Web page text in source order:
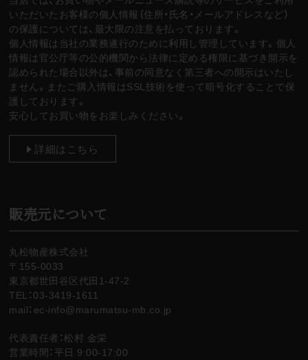
いただいたお客様の個人情報（住所・氏名・メールアドレスなど）
の保護については、最大限の注意を払っております。
個人情報は当社の業務遂行のために利用し管理しています。個人
情報は官公庁等の公的機関から法律に定める権限に基づき開示を
認められた場合以外は、事前の同意なく第三者への開示はいたし
ません。またご購入情報はSSL技術を使って暗号化することで保
護しております。
安心してお買い物をお楽しみください。
詳細はこちら
販売元について
丸松物産株式会社
〒155-0033
東京都世田谷区代田1-47-2
TEL：03-3419-1611
mail：ec-info@marumatsu-mb.co.jp
代表責任者：松村 金栄
営業時間：平日 9:00-17:00